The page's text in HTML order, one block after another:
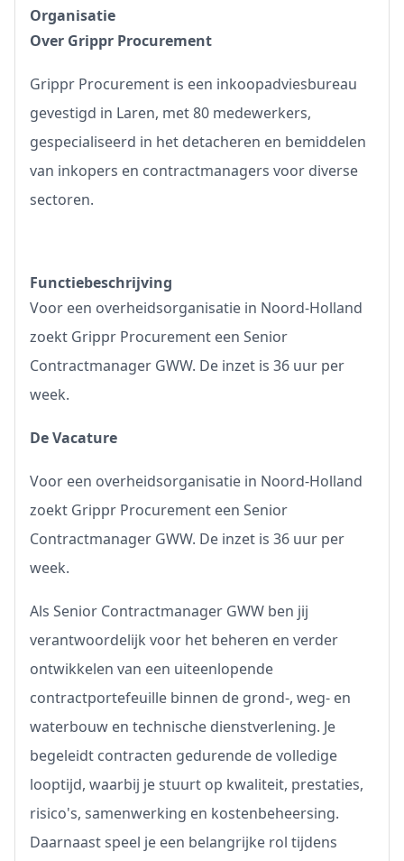
Organisatie
Over Grippr Procurement
Grippr Procurement is een inkoopadviesbureau
gevestigd in Laren, met 80 medewerkers,
gespecialiseerd in het detacheren en bemiddelen
van inkopers en contractmanagers voor diverse
sectoren.
Functiebeschrijving
Voor een overheidsorganisatie in Noord-Holland
zoekt Grippr Procurement een Senior
Contractmanager GWW. De inzet is 36 uur per
week.
De Vacature
Voor een overheidsorganisatie in Noord-Holland
zoekt Grippr Procurement een Senior
Contractmanager GWW. De inzet is 36 uur per
week.
Als Senior Contractmanager GWW ben jij
verantwoordelijk voor het beheren en verder
ontwikkelen van een uiteenlopende
contractportefeuille binnen de grond-, weg- en
waterbouw en technische dienstverlening. Je
begeleidt contracten gedurende de volledige
looptijd, waarbij je stuurt op kwaliteit, prestaties,
risico's, samenwerking en kostenbeheersing.
Daarnaast speel je een belangrijke rol tijdens